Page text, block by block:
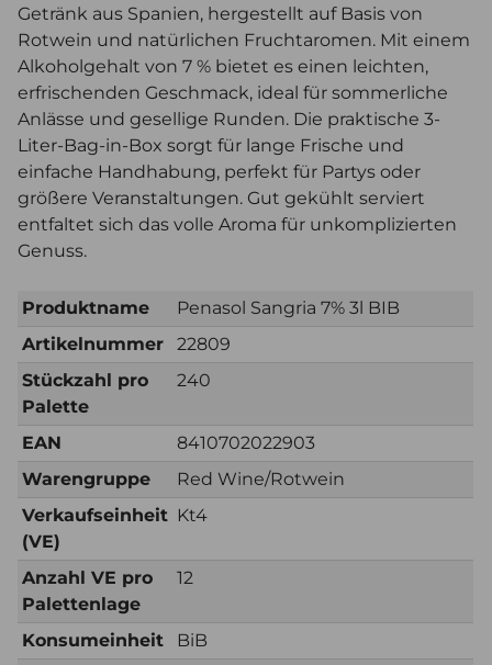
Getränk aus Spanien, hergestellt auf Basis von
Rotwein und natürlichen Fruchtaromen. Mit einem
Alkoholgehalt von 7 % bietet es einen leichten,
erfrischenden Geschmack, ideal für sommerliche
Anlässe und gesellige Runden. Die praktische 3-
Liter-Bag-in-Box sorgt für lange Frische und
einfache Handhabung, perfekt für Partys oder
größere Veranstaltungen. Gut gekühlt serviert
entfaltet sich das volle Aroma für unkomplizierten
Genuss.
Produktname
Penasol Sangria 7% 3l BIB
Artikelnummer
22809
Stückzahl pro
Palette
240
EAN
8410702022903
Warengruppe
Red Wine/Rotwein
Verkaufseinheit
(VE)
Kt4
Anzahl VE pro
Palettenlage
12
Konsumeinheit
BiB